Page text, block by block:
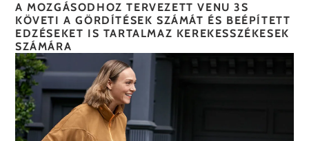
A MOZGÁSODHOZ TERVEZETT VENU 3S
KÖVETI A GÖRDÍTÉSEK SZÁMÁT ÉS BEÉPÍTETT
EDZÉSEKET IS TARTALMAZ KEREKESSZÉKESEK
SZÁMÁRA